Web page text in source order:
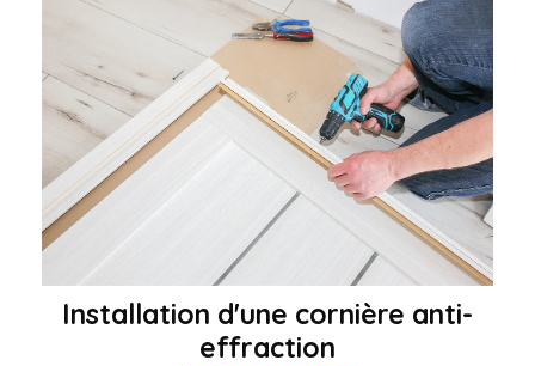
Installation d'une cornière anti-
effraction